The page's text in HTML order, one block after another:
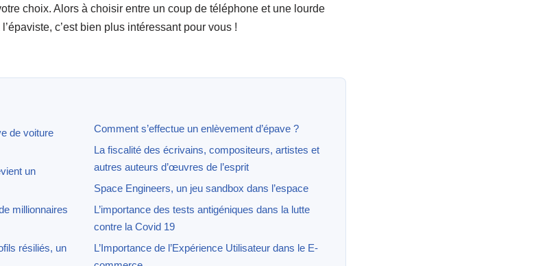
choix. Alors à choisir entre un coup de téléphone et une lourde
c’est bien plus intéressant pour vous !
de voiture
un
millionnaires
résiliés, un
Comment s’effectue un enlèvement d’épave ?
La fiscalité des écrivains, compositeurs, artistes et
autres auteurs d’œuvres de l’esprit
Space Engineers, un jeu sandbox dans l’espace
L’importance des tests antigéniques dans la lutte
contre la Covid 19
L’Importance de l’Expérience Utilisateur dans le E-